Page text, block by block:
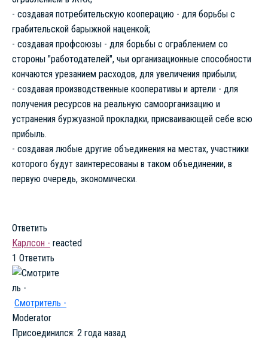
- создавая потребительскую кооперацию - для борьбы с
грабительской барыжной наценкой;
- создавая профсоюзы - для борьбы с ограблением со
стороны "работодателей", чьи организационные способности
кончаются урезанием расходов, для увеличения прибыли;
- создавая производственные кооперативы и артели - для
получения ресурсов на реальную самоорганизацию и
устранения буржуазной прокладки, присваивающей себе всю
прибыль.
- создавая любые другие объединения на местах, участники
которого будут заинтересованы в таком объединении, в
первую очередь, экономически.
Ответить
Карлсон - reacted
1 Ответить
Смотритель -
Moderator
Присоединился: 2 года назад